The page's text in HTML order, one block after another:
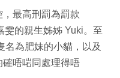
最高刑罰為罰款
雯的親生姊姊 Yuki。至
名為肥妹的小貓，以及
唔啱同處理得唔